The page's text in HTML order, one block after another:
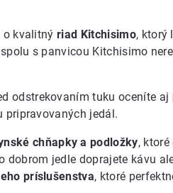
o kvalitný riad Kitchisimo, ktorý
s panvicou Kitchisimo
odstrekovaním tuku oceníte aj
pripravovaných jedál.
chňapky a podložky,
jedle doprajete kávu
príslušenstva, ktoré